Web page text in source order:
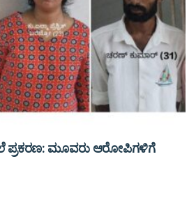
ಪ್ರಕರಣ: ಮೂವರು ಆರೋಪಿಗಳಿಗೆ